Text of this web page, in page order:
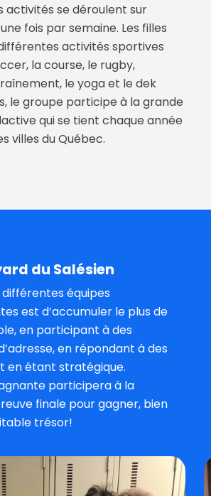
activités se déroulent sur
fois par semaine. Les filles
activités sportives
la course, le rugby,
le yoga et le dek
le groupe participe à la grande
qui se tient chaque année
villes du Québec.
du Salésien
différentes équipes
est d’accumuler le plus de
en participant à des
en répondant à des
en étant stratégique.
participera à la
finale pour gagner, bien
trésor!